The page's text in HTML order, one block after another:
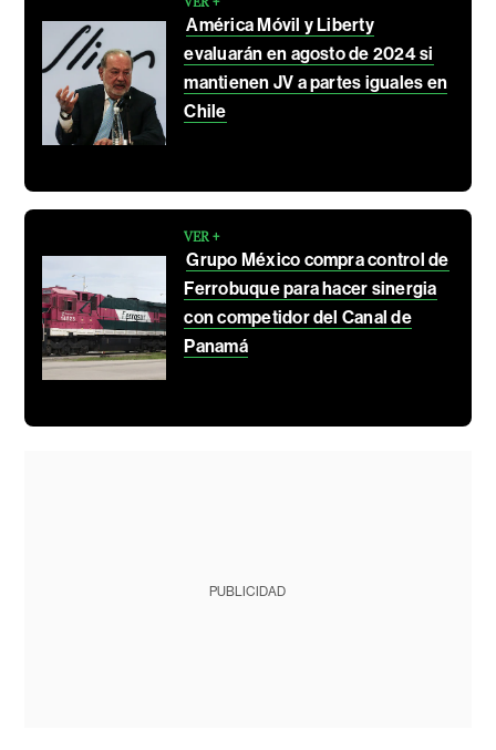
América Móvil y Liberty
evaluarán en agosto de 2024 si
mantienen JV a partes iguales en
Chile
VER +
Grupo México compra control de
Ferrobuque para hacer sinergia
con competidor del Canal de
Panamá
PUBLICIDAD